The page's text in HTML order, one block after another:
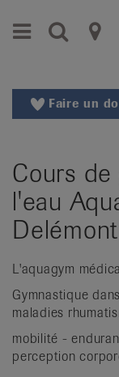
vers
au
Aller
Changer
de
région
Changer
langue:
de
Faire un
Cours
l'eau
Delémont
L'aquagym
Gymnastique
maladies
mobilité -
perception
Menu
le
|